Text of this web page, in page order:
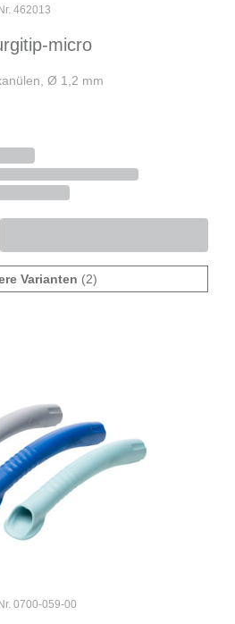
462013
micro
Ø 1,2 mm
Varianten (2)
0700-059-00